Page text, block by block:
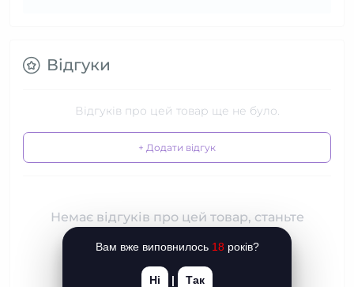
Відгуки
Відгуків про цей товар ще не було.
+ Додати відгук
Немає відгуків про цей товар, станьте
Вам вже виповнилось 18 років?
Ні | Так